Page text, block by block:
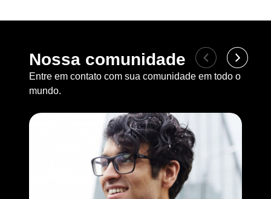
Nossa comunidade
Entre em contato com sua comunidade em todo o
mundo.